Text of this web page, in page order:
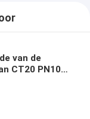
van de
CT20 PN10